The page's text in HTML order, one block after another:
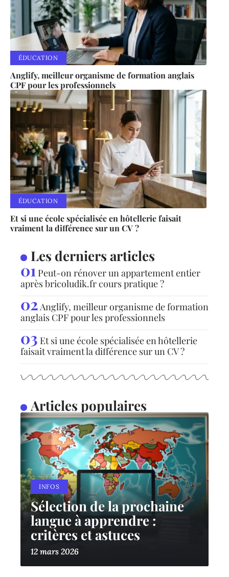
ÉDUCATION
Anglify, meilleur organisme de formation anglais
CPF pour les professionnels
ÉDUCATION
Et si une école spécialisée en hôtellerie faisait
vraiment la différence sur un CV ?
Les derniers articles
Peut-on rénover un appartement entier
après bricoludik.fr cours pratique ?
Anglify, meilleur organisme de formation
anglais CPF pour les professionnels
Et si une école spécialisée en hôtellerie
faisait vraiment la différence sur un CV ?
Articles populaires
INFOS
Sélection de la prochaine
langue à apprendre :
critères et astuces
12 mars 2026